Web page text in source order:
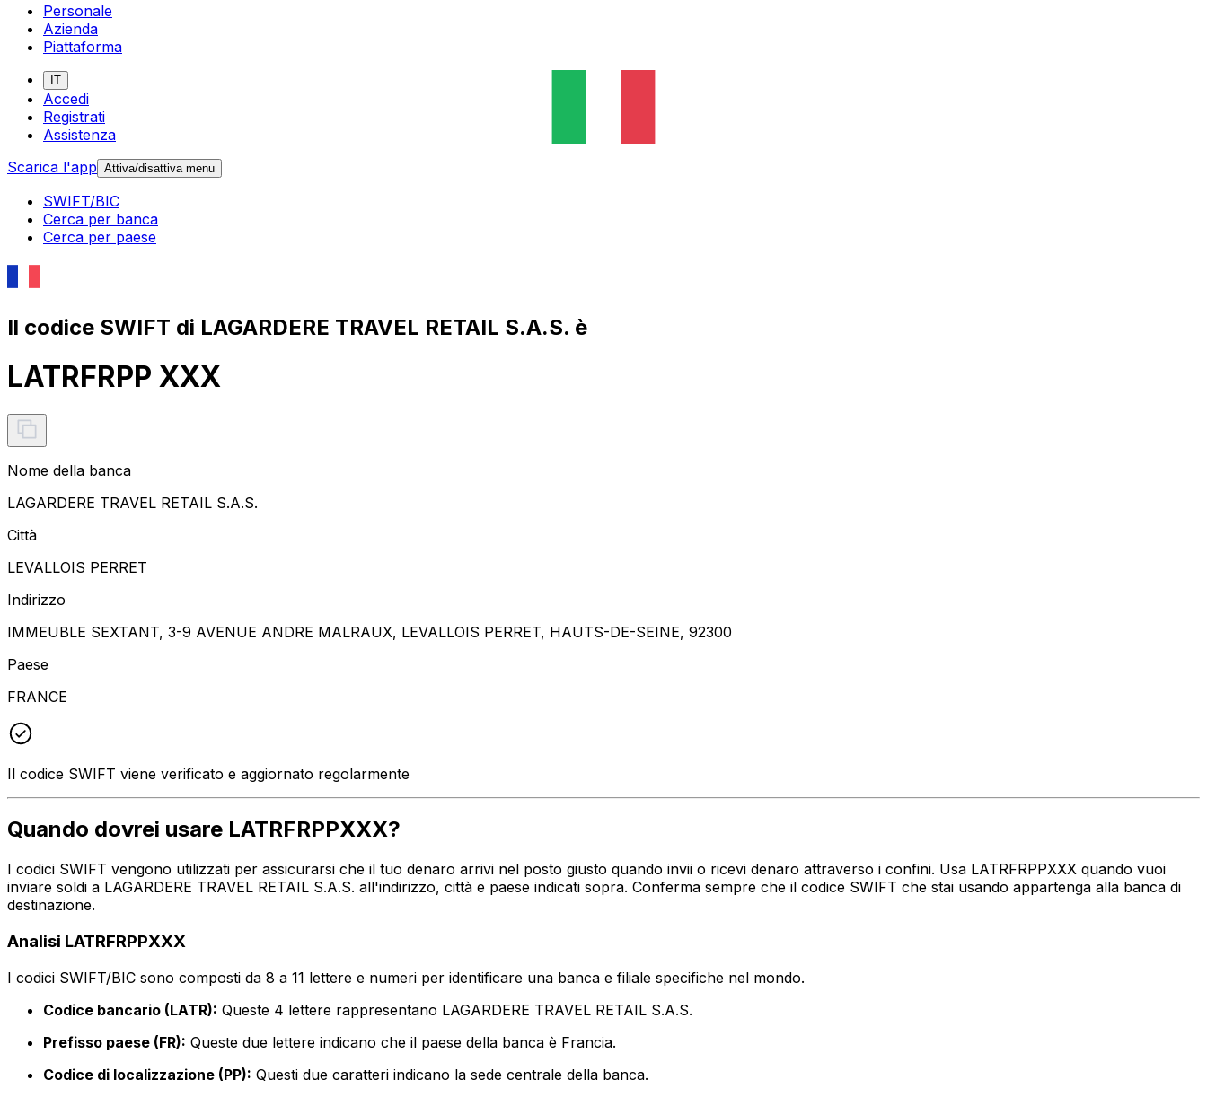
Personale
Azienda
Piattaforma
IT
Accedi
Registrati
Assistenza
Scarica l'app Attiva/disattiva menu
SWIFT/BIC
Cerca per banca
Cerca per paese
Il codice SWIFT di LAGARDERE TRAVEL RETAIL S.A.S. è
LATRFRPP XXX
Nome della banca
LAGARDERE TRAVEL RETAIL S.A.S.
Città
LEVALLOIS PERRET
Indirizzo
IMMEUBLE SEXTANT, 3-9 AVENUE ANDRE MALRAUX, LEVALLOIS PERRET, HAUTS-DE-SEINE, 92300
Paese
FRANCE
Il codice SWIFT viene verificato e aggiornato regolarmente
Quando dovrei usare LATRFRPPXXX?
I codici SWIFT vengono utilizzati per assicurarsi che il tuo denaro arrivi nel posto giusto quando invii o ricevi denaro attraverso i confini. Usa LATRFRPPXXX quando vuoi
inviare soldi a LAGARDERE TRAVEL RETAIL S.A.S. all'indirizzo, città e paese indicati sopra. Conferma sempre che il codice SWIFT che stai usando appartenga alla banca di
destinazione.
Analisi LATRFRPPXXX
I codici SWIFT/BIC sono composti da 8 a 11 lettere e numeri per identificare una banca e filiale specifiche nel mondo.
Codice bancario (LATR): Queste 4 lettere rappresentano LAGARDERE TRAVEL RETAIL S.A.S.
Prefisso paese (FR): Queste due lettere indicano che il paese della banca è Francia.
Codice di localizzazione (PP): Questi due caratteri indicano la sede centrale della banca.